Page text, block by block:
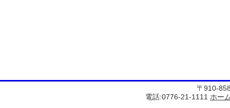
〒910-
電話:0776-21-1111 ホー